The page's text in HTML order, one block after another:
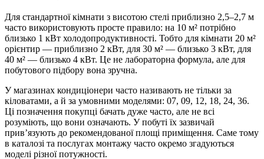
Для стандартної кімнати з висотою стелі приблизно 2,5–2,7 м
часто використовують просте правило: на 10 м² потрібно
близько 1 кВт холодопродуктивності. Тобто для кімнати 20 м²
орієнтир — приблизно 2 кВт, для 30 м² — близько 3 кВт, для
40 м² — близько 4 кВт. Це не лабораторна формула, але для
побутового підбору вона зручна.
У магазинах кондиціонери часто називають не тільки за
кіловатами, а й за умовними моделями: 07, 09, 12, 18, 24, 36.
Ці позначення покупці бачать дуже часто, але не всі
розуміють, що вони означають. У побуті їх зазвичай
прив’язують до рекомендованої площі приміщення. Саме тому
в каталозі та послугах монтажу часто окремо згадуються
моделі різної потужності.